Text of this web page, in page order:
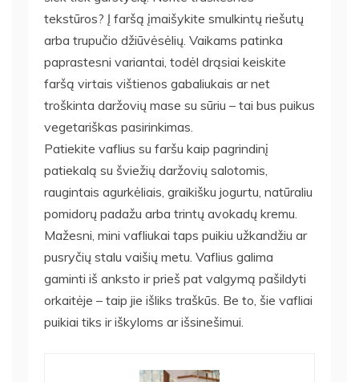
tekstūros? Į faršą įmaišykite smulkintų riešutų
arba trupučio džiūvėsėlių. Vaikams patinka
paprastesni variantai, todėl drąsiai keiskite
faršą virtais vištienos gabaliukais ar net
troškinta daržovių mase su sūriu – tai bus puikus
vegetariškas pasirinkimas.
Patiekite vaflius su faršu kaip pagrindinį
patiekalą su šviežių daržovių salotomis,
raugintais agurkėliais, graikišku jogurtu, natūraliu
pomidorų padažu arba trintų avokadų kremu.
Mažesni, mini vafliukai taps puikiu užkandžiu ar
pusryčių stalu vaišių metu. Vaflius galima
gaminti iš anksto ir prieš pat valgymą pašildyti
orkaitėje – taip jie išliks traškūs. Be to, šie vafliai
puikiai tiks ir iškyloms ar išsinešimui.